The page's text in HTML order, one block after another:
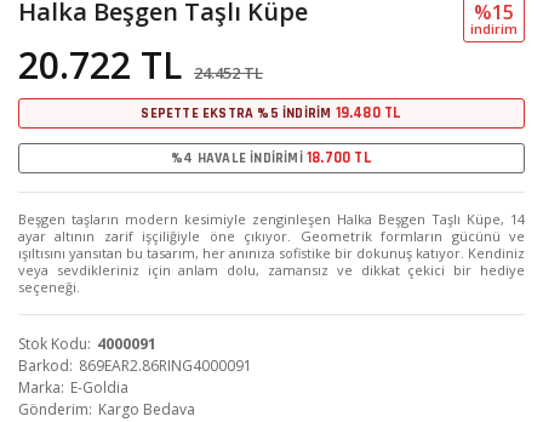
Halka Beşgen Taşlı Küpe
20.722 TL 24.452 TL
%15
i̇ndi̇ri̇m
SEPETTE EKSTRA %5 İNDİRİM 19.480 TL
%4 HAVALE İNDİRİMİ 18.700 TL
Beşgen taşların modern kesimiyle zenginleşen Halka Beşgen Taşlı Küpe, 14
ayar altının zarif işçiliğiyle öne çıkıyor. Geometrik formların gücünü ve
ışıltısını yansıtan bu tasarım, her anınıza sofistike bir dokunuş katıyor. Kendiniz
veya sevdikleriniz için anlam dolu, zamansız ve dikkat çekici bir hediye
seçeneği.
Stok Kodu 4000091
Barkod 869EAR2.86RING4000091
Marka E-Goldia
Gönderim Kargo Bedava